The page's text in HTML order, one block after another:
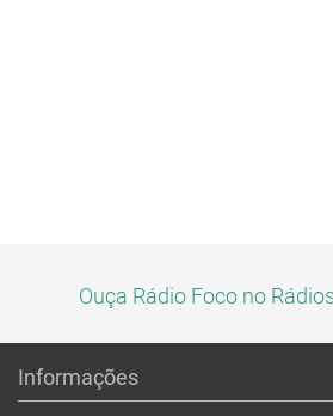
Ouça Rádio Foco no
Informações